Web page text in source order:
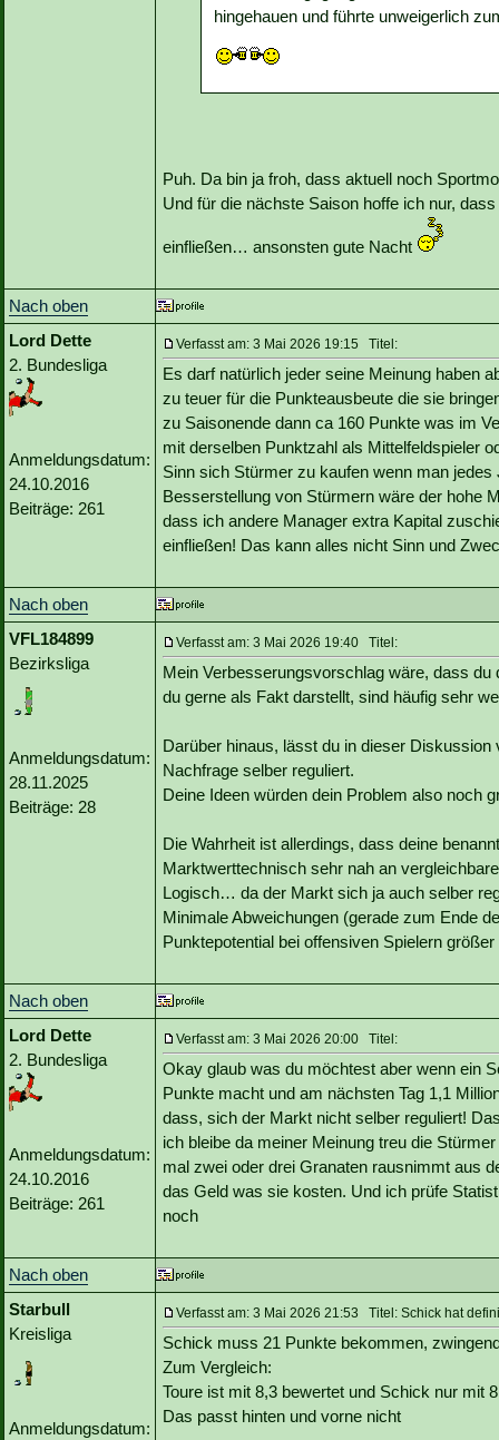
hingehauen und führte unweigerlich
Puh. Da bin ja froh, dass aktuell noch
Und für die nächste Saison hoffe ich nur,
einfließen… ansonsten gute Nacht
Nach oben
Lord Dette
2. Bundesliga
Anmeldungsdatum:
24.10.2016
Beiträge: 261
Verfasst am: 3 Mai 2026 19:15 Titel:
Es darf natürlich jeder seine Meinung haben
zu teuer für die Punkteausbeute die sie
zu Saisonende dann ca 160 Punkte was im
mit derselben Punktzahl als Mittelfeldspieler
Sinn sich Stürmer zu kaufen wenn man
Besserstellung von Stürmern wäre der hohe
dass ich andere Manager extra Kapital
einfließen! Das kann alles nicht Sinn und
Nach oben
VFL184899
Bezirksliga
Anmeldungsdatum:
28.11.2025
Beiträge: 28
Verfasst am: 3 Mai 2026 19:40 Titel:
Mein Verbesserungsvorschlag wäre, dass
du gerne als Fakt darstellt, sind häufig sehr
Darüber hinaus, lässt du in dieser
Nachfrage selber reguliert.
Deine Ideen würden dein Problem also noch
Die Wahrheit ist allerdings, dass deine
Marktwerttechnisch sehr nah an
Logisch… da der Markt sich ja auch selber
Minimale Abweichungen (gerade zum Ende
Punktepotential bei offensiven Spielern
Nach oben
Lord Dette
2. Bundesliga
Anmeldungsdatum:
24.10.2016
Beiträge: 261
Verfasst am: 3 Mai 2026 20:00 Titel:
Okay glaub was du möchtest aber wenn ein
Punkte macht und am nächsten Tag 1,1
dass, sich der Markt nicht selber reguliert!
ich bleibe da meiner Meinung treu die
mal zwei oder drei Granaten rausnimmt aus
das Geld was sie kosten. Und ich prüfe
noch
Nach oben
Starbull
Kreisliga
Anmeldungsdatum:
Verfasst am: 3 Mai 2026 21:53 Titel: Schick hat
Schick muss 21 Punkte bekommen,
Zum Vergleich:
Toure ist mit 8,3 bewertet und Schick nur mit
Das passt hinten und vorne nicht